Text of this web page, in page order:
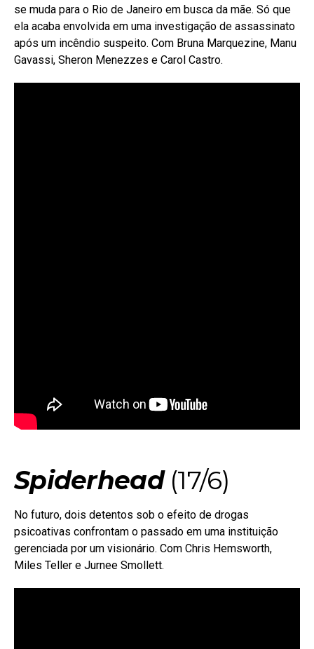
se muda para o Rio de Janeiro em busca da mãe. Só que
ela acaba envolvida em uma investigação de assassinato
após um incêndio suspeito. Com Bruna Marquezine, Manu
Gavassi, Sheron Menezzes e Carol Castro.
Spiderhead(17/6)
No futuro, dois detentos sob o efeito de drogas
psicoativas confrontam o passado em uma instituição
gerenciada por um visionário. Com Chris Hemsworth,
Miles Teller e Jurnee Smollett.